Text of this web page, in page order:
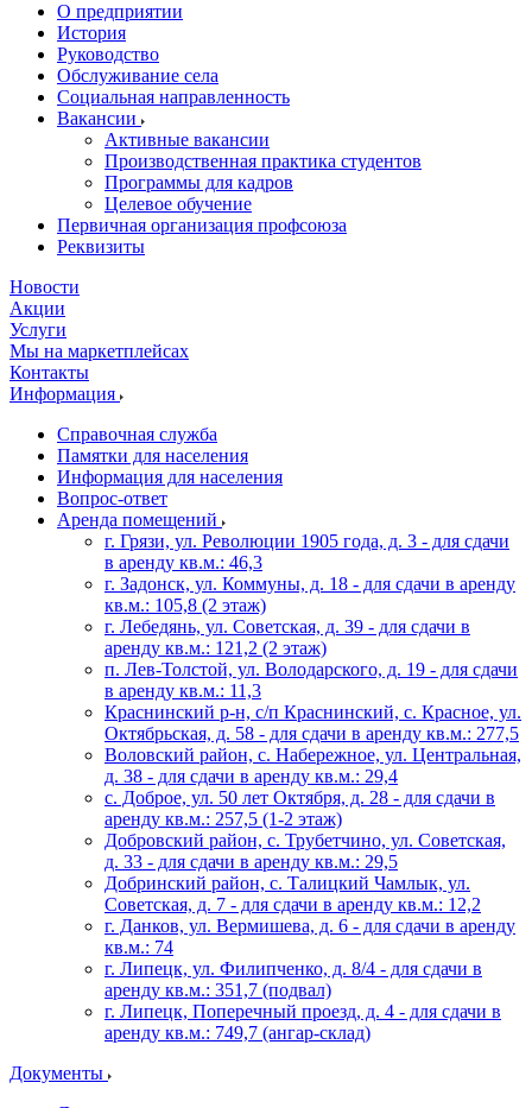
О предприятии
История
Руководство
Обслуживание села
Социальная направленность
Вакансии
Активные вакансии
Производственная практика студентов
Программы для кадров
Целевое обучение
Первичная организация профсоюза
Реквизиты
Новости
Акции
Услуги
Мы на маркетплейсах
Контакты
Информация
Справочная служба
Памятки для населения
Информация для населения
Вопрос-ответ
Аренда помещений
г. Грязи, ул. Революции 1905 года, д. 3 - для сдачи
в аренду кв.м.: 46,3
г. Задонск, ул. Коммуны, д. 18 - для сдачи в аренду
кв.м.: 105,8 (2 этаж)
г. Лебедянь, ул. Советская, д. 39 - для сдачи в
аренду кв.м.: 121,2 (2 этаж)
п. Лев-Толстой, ул. Володарского, д. 19 - для сдачи
в аренду кв.м.: 11,3
Краснинский р-н, с/п Краснинский, с. Красное, ул.
Октябрьская, д. 58 - для сдачи в аренду кв.м.: 277,5
Воловский район, с. Набережное, ул. Центральная,
д. 38 - для сдачи в аренду кв.м.: 29,4
с. Доброе, ул. 50 лет Октября, д. 28 - для сдачи в
аренду кв.м.: 257,5 (1-2 этаж)
Добровский район, с. Трубетчино, ул. Советская,
д. 33 - для сдачи в аренду кв.м.: 29,5
Добринский район, с. Талицкий Чамлык, ул.
Советская, д. 7 - для сдачи в аренду кв.м.: 12,2
г. Данков, ул. Вермишева, д. 6 - для сдачи в аренду
кв.м.: 74
г. Липецк, ул. Филипченко, д. 8/4 - для сдачи в
аренду кв.м.: 351,7 (подвал)
г. Липецк, Поперечный проезд, д. 4 - для сдачи в
аренду кв.м.: 749,7 (ангар-склад)
Документы